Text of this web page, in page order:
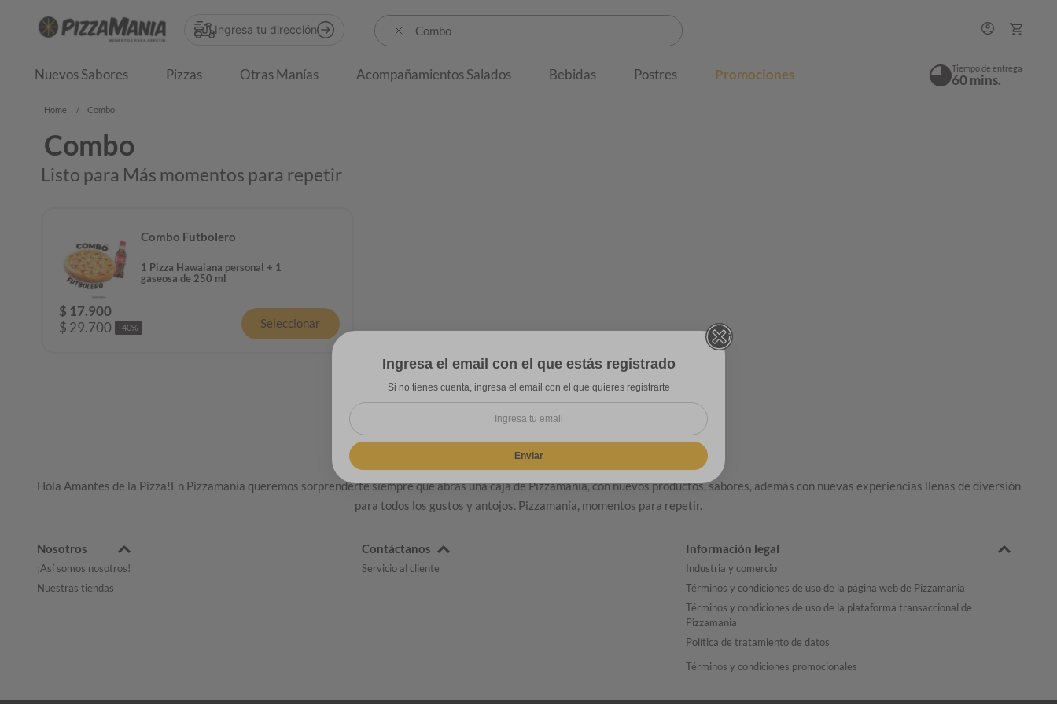
Ingresa tu dirección
Buscar
Nuevos Sabores Pizzas Otras Manías Acompañamientos Salados Bebidas Postres Promociones Tiempo de entrega
60 mins.
Combo
Combo
Listo para Más momentos para repetir
$29.700
$ 17.900
-40%
Combo Futbolero
1 Pizza Hawaiana personal + 1
gaseosa de 250 ml
Seleccionar
DELICIOSA PIZZA EN CALI
Hola Amantes de la Pizza!En Pizzamanía queremos sorprenderte siempre que abras una caja de Pizzamania, con nuevos productos, sabores, además con nuevas experiencias llenas de diversión
para todos los gustos y antojos. Pizzamanía, momentos para repetir.
Nosotros
¡Así somos nosotros!
Nuestras tiendas
Contáctanos
Servicio al cliente
Información legal
Industria y comercio
Términos y condiciones de uso de la página web de Pizzamania
Términos y condiciones de uso de la plataforma transaccional de
Pizzamania
Política de tratamiento de datos
Términos y condiciones promocionales
Ingresa el email con el que estás registrado
Si no tienes cuenta, ingresa el email con el que quieres registrarte
Enviar